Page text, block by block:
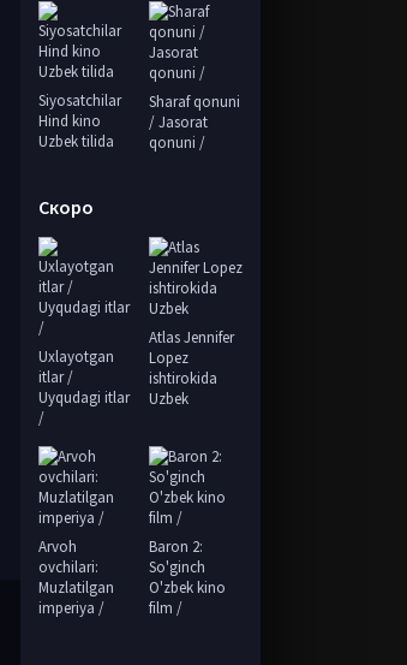
Siyosatchilar
Hind kino
Uzbek tilida
Sharaf qonuni
/ Jasorat
qonuni /
Скоро
Uxlayotgan
itlar /
Uyqudagi itlar
/
Atlas Jennifer
Lopez
ishtirokida
Uzbek
Arvoh
ovchilari:
Muzlatilgan
imperiya /
Baron 2:
So'ginch
O'zbek kino
film /